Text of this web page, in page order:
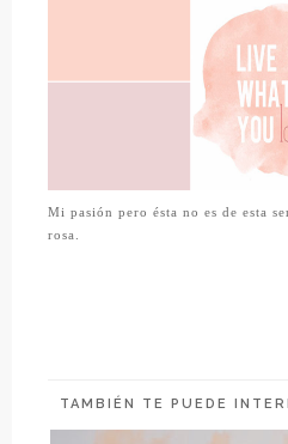
Mi pasión pero ésta no es de esta
rosa.
TAMBIÉN TE PUEDE